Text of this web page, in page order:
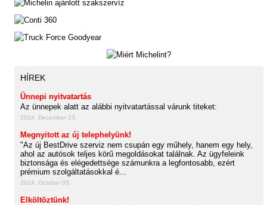
HÍREK
Ünnepi nyitvatartás
Az ünnepek alatt az alábbi nyitvatartással várunk titeket:
2024. December 23.
Megnyitott az új telephelyünk!
"Az új BestDrive szerviz nem csupán egy műhely, hanem egy hely,
ahol az autósok teljes körű megoldásokat találnak. Az ügyfeleink
biztonsága és elégedettsége számunkra a legfontosabb, ezért
prémium szolgáltatásokkal é...
2024. October 03.
Elköltöztünk!